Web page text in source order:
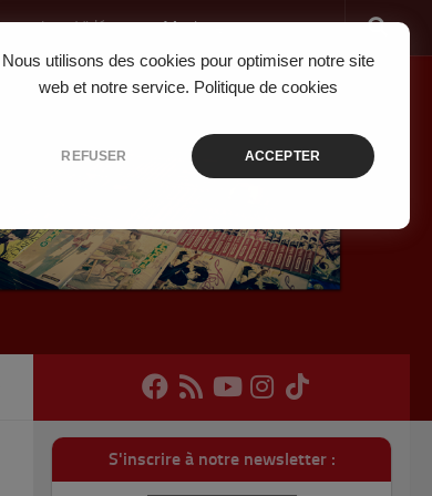
Nous utilisons des cookies pour optimiser notre site
web et notre service. Politique de cookies
REFUSER ACCEPTER
Jeux Vidéo Musique
S'inscrire à notre newsletter :